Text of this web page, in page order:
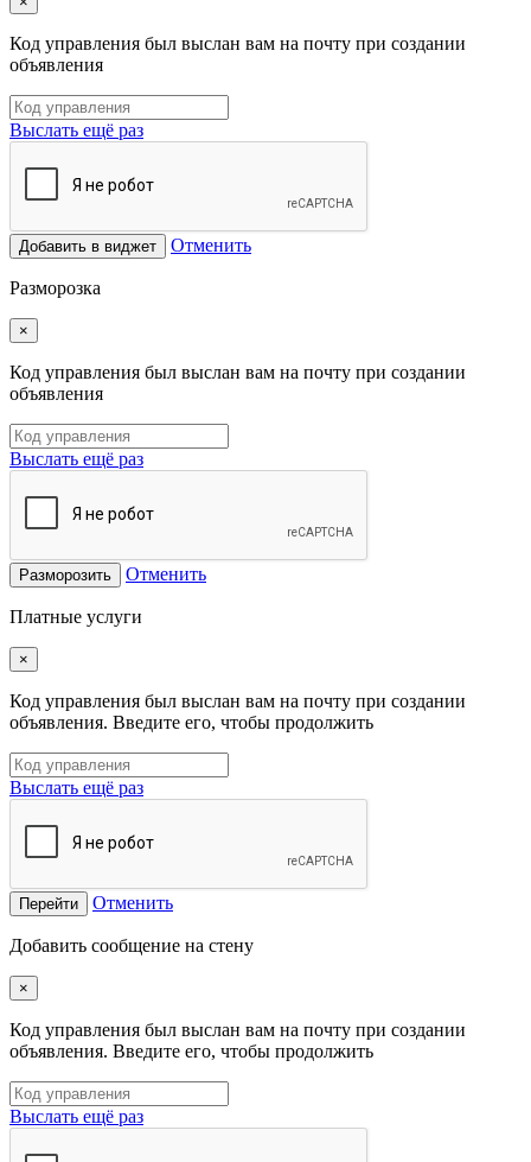
Код управления был выслан вам на почту при создании
объявления
Выслать ещё раз
Добавить в виджет Отменить
Разморозка
×
Код управления был выслан вам на почту при создании
объявления
Выслать ещё раз
Разморозить Отменить
Платные услуги
×
Код управления был выслан вам на почту при создании
объявления. Введите его, чтобы продолжить
Выслать ещё раз
Перейти Отменить
Добавить сообщение на стену
×
Код управления был выслан вам на почту при создании
объявления. Введите его, чтобы продолжить
Выслать ещё раз